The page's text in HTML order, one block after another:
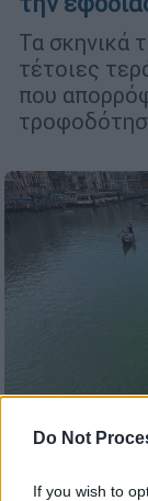
Do Not
If you wish to
Τα σκηνικά
τέτοιες
που